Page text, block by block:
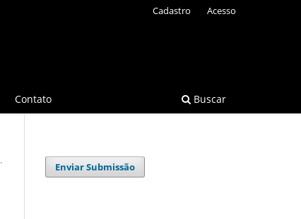
Contato Buscar
Cadastro Acesso
Enviar Submissão